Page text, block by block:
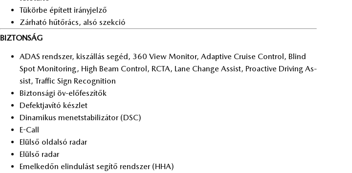
Tü­kör­be épí­tett irány­jel­ző
Zár­ha­tó hű­tő­rács, alsó szek­ció
BIZTONSÁG
ADAS rend­szer, ki­szál­lás se­géd, 360 View Mo­ni­tor, Adap­tive Cru­i­se Cont­rol, Blind
Spot Mo­ni­tor­ing, High Beam Cont­rol, RCTA, Lane Chan­ge As­sist, Pro­ac­tive Dri­ving As­
sist, Traf­fic Sign Re­cog­ni­ti­on
Biz­ton­sá­gi öv-elő­fe­szí­tők
De­fekt­ja­ví­tó kész­let
Di­na­mi­kus me­net­sta­bi­li­zá­tor (DSC)
E-Call
Elül­ső ol­dal­só ra­dar
Elül­ső ra­dar
Emel­ke­dőn el­in­du­lást se­gí­tő rend­szer (HHA)